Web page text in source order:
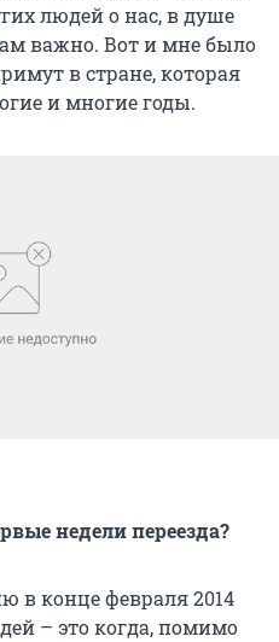
людей о нас, в душе
важно. Вот и мне было
в стране, которая
и многие годы.
недели переезда?
в конце февраля 2014
– это когда, помимо